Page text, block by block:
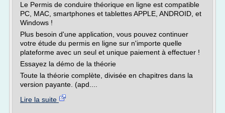
Le Permis de conduire théorique en ligne est compatible
PC, MAC, smartphones et tablettes APPLE, ANDROID, et
Windows !
Plus besoin d'une application, vous pouvez continuer
votre étude du permis en ligne sur n'importe quelle
plateforme avec un seul et unique paiement à effectuer !
Essayez la démo de la théorie
Toute la théorie complète, divisée en chapitres dans la
version payante. (apd....
Lire la suite